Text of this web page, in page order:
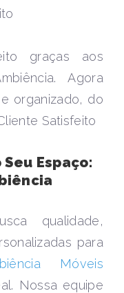
graças aos
Agora
organizado, do
Satisfeito
Espaço:
qualidade,
para
Móveis
Nossa equipe